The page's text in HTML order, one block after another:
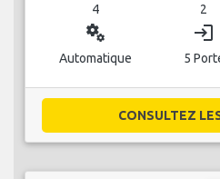
4 2
miscellaneous_services
Automatique
login
5
CONSULTEZ